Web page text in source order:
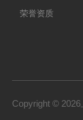
荣誉资质
Copyright ©